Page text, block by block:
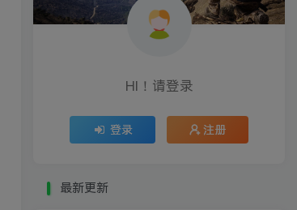
HI！请登录
登录 注册
最新更新